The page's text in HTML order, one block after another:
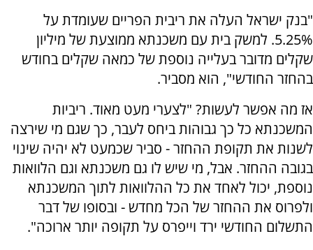
"בנק ישראל העלה את ריבית הפריים שעומדת על
5.25%. למשק בית עם משכנתא ממוצעת של מיליון
שקלים מדובר בעלייה נוספת של כמאה שקלים בחודש
בהחזר החודשי", הוא מסביר.
אז מה אפשר לעשות? "לצערי מעט מאוד. ריביות
המשכנתא כל כך גבוהות ביחס לעבר, כך שגם מי שירצה
לשנות את תקופת ההחזר - סביר שכמעט לא יהיה שינוי
בגובה ההחזר. אבל, מי שיש לו גם משכנתא וגם הלוואות
נוספת, יכול לאחד את כל ההלוואות לתוך המשכנתא
ולפרוס את ההחזר של הכל מחדש - ובסופו של דבר
התשלום החודשי ירד וייפרס על תקופה יותר ארוכה".